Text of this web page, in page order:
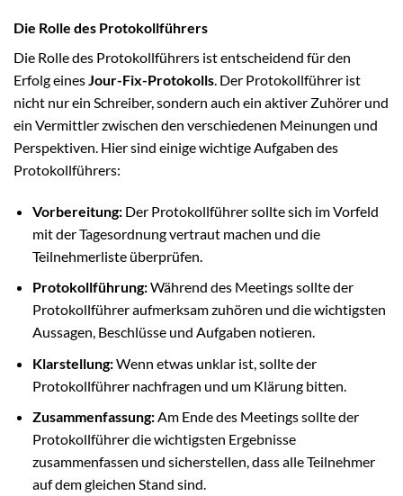
Die Rolle des Protokollführers
Die Rolle des Protokollführers ist entscheidend für den
Erfolg eines Jour-Fix-Protokolls . Der Protokollführer ist
nicht nur ein Schreiber, sondern auch ein aktiver Zuhörer und
ein Vermittler zwischen den verschiedenen Meinungen und
Perspektiven. Hier sind einige wichtige Aufgaben des
Protokollführers:
Vorbereitung:Der Protokollführer sollte sich im Vorfeld
mit der Tagesordnung vertraut machen und die
Teilnehmerliste überprüfen.
Protokollführung:Während des Meetings sollte der
Protokollführer aufmerksam zuhören und die wichtigsten
Aussagen, Beschlüsse und Aufgaben notieren.
Klarstellung:Wenn etwas unklar ist, sollte der
Protokollführer nachfragen und um Klärung bitten.
Zusammenfassung:Am Ende des Meetings sollte der
Protokollführer die wichtigsten Ergebnisse
zusammenfassen und sicherstellen, dass alle Teilnehmer
auf dem gleichen Stand sind.